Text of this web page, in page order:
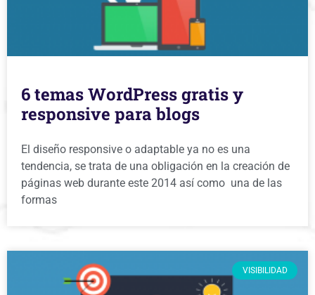
6 temas WordPress gratis y
responsive para blogs
El diseño responsive o adaptable ya no es una
tendencia, se trata de una obligación en la creación de
páginas web durante este 2014 así como una de las
formas
VISIBILIDAD